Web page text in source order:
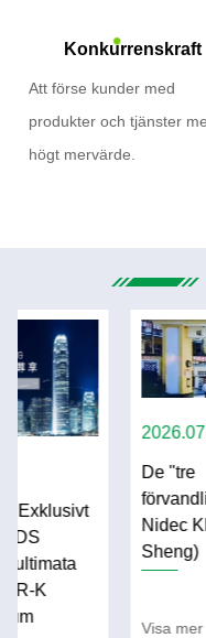
Konkurrenskraft
Att förse kunder med
produkter och tjänster
högt mervärde.
2026.07.29
förvandlingarna"
Nidec KDS